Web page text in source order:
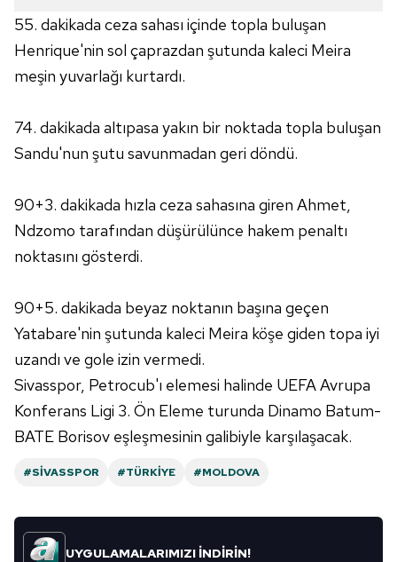
Sizlere daha iyi bir hizmet sunabilmek için İnternet
Sitemizde kendimize ve üçüncü kişilere ait çerezler
kullanılmaktadır. Bu çerezler vasıtasıyla çeşitli kişisel
toplumu hizmetlerinin sunulması amacıyla
kullanılmaktadır. Diğer çerezler, sitemizin daha işlevsel
kılınması ve kişiselleştirilmesi ve sizlere yönelik
sınırlı olarak açık rızanız dahilinde kullanılacaktır.
Çerezlere ilişkin tercihlerinizi aşağıda yer alan panel
vasıtasıyla belirleyebilirsiniz. Çerezlere ilişkin detaylı bilgi
Metnimiziziyaret edebilirsiniz.
6698 sayılı Kişisel Verilerin Korunması Kanunu uyarınca
ilgili mevzuata uygun olarak kullanılan çerezlerle ilgili bilgi
almak için lütfentıklayınız.
55. dakikada ceza sahası içinde topla buluşan
Henrique'nin sol çaprazdan şutunda kaleci Meira
meşin yuvarlağı kurtardı.
74. dakikada altıpasa yakın bir noktada topla buluşan
Sandu'nun şutu savunmadan geri döndü.
90+3. dakikada hızla ceza sahasına giren Ahmet,
Ndzomo tarafından düşürülünce hakem penaltı
noktasını gösterdi.
90+5. dakikada beyaz noktanın başına geçen
Yatabare'nin şutunda kaleci Meira köşe giden topa iyi
uzandı ve gole izin vermedi.
Sivasspor, Petrocub'ı elemesi halinde UEFA Avrupa
Konferans Ligi 3. Ön Eleme turunda Dinamo Batum-
BATE Borisov eşleşmesinin galibiyle karşılaşacak.
#SIVASSPOR #TÜRKIYE #MOLDOVA
UYGULAMALARIMIZI İNDİRİN!